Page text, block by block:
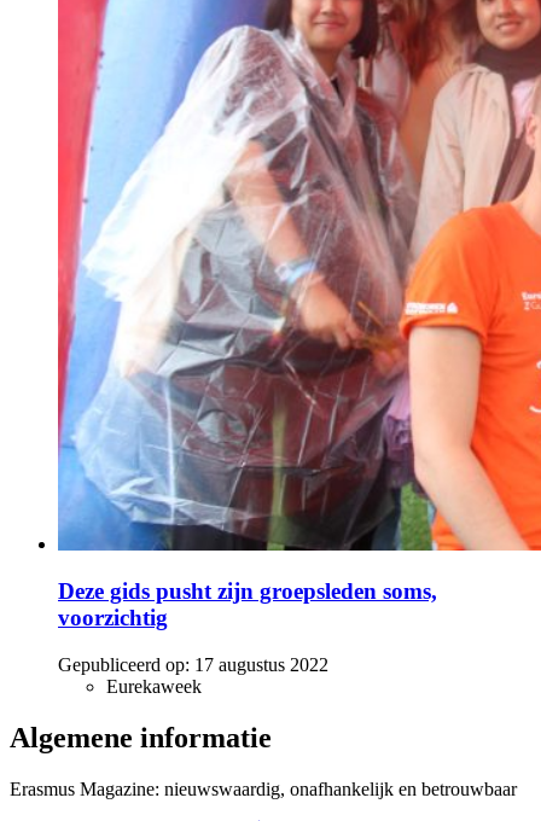
Deze gids pusht zijn groepsleden soms,
voorzichtig
Gepubliceerd op: 17 augustus 2022
Eurekaweek
Algemene informatie
Erasmus Magazine: nieuwswaardig, onafhankelijk en betrouwbaar